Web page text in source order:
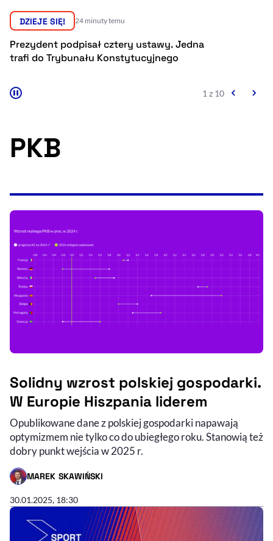
Ułatwienia dostępności wspierają:
DZIEJE SIĘ! 43 minuty temu
Meta z najwyższą karą w USA za brak ochrony
dzieci. Łącznie to już blisko miliard dolarów
2 z 10
PKB
Solidny wzrost polskiej gospodarki.
W Europie Hiszpania liderem
Opublikowane dane z polskiej gospodarki napawają
optymizmem nie tylko co do ubiegłego roku. Stanowią też
dobry punkt wejścia w 2025 r.
MAREK SKAWIŃSKI
- AUTOR ARTYKUŁU - PROFIL
30.01.2025, 18:30
CZAS TRWANIA